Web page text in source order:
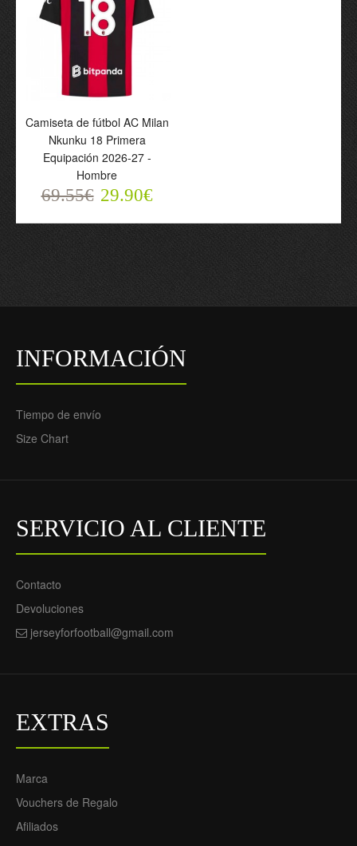
Camiseta de fútbol AC Milan
Nkunku 18 Primera
Equipación 2026-27 -
Hombre
69.55€ 29.90€
INFORMACIÓN
Tiempo de envío
Size Chart
SERVICIO AL CLIENTE
Contacto
Devoluciones
jerseyforfootball@gmail.com
EXTRAS
Marca
Vouchers de Regalo
Afiliados